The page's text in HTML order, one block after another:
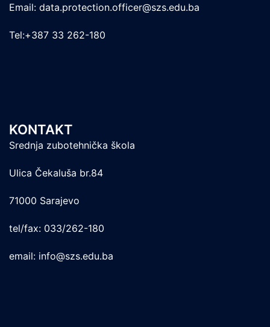
Email: data.protection.officer@szs.edu.ba
Tel:+387 33 262-180
KONTAKT
Srednja zubotehnička škola
Ulica Čekaluša br.84
71000 Sarajevo
tel/fax: 033/262-180
email: info@szs.edu.ba